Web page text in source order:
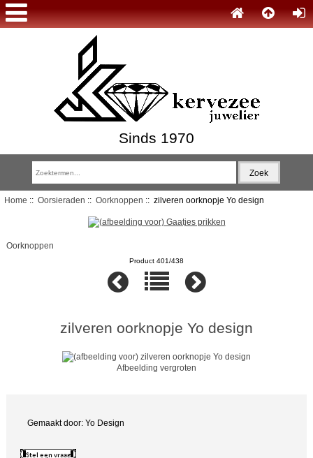
Sinds 1970
Home :: Oorsieraden :: Oorknoppen :: zilveren oorknopje Yo design
Oorknoppen
Product 401/438
zilveren oorknopje Yo design
Afbeelding vergroten
Gemaakt door: Yo Design